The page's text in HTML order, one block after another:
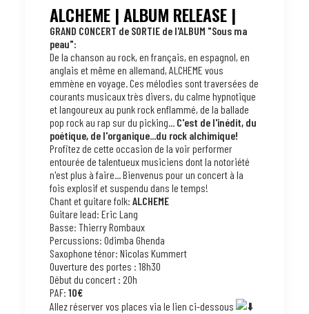
ALCHEME | ALBUM RELEASE |
GRAND CONCERT de SORTIE de l'ALBUM "Sous ma
peau":
De la chanson au rock, en français, en espagnol, en
anglais et même en allemand, ALCHEME vous
emmène en voyage. Ces mélodies sont traversées de
courants musicaux très divers, du calme hypnotique
et langoureux au punk rock enflammé, de la ballade
pop rock au rap sur du picking... C'est de l'inédit, du
poétique, de l'organique...du rock alchimique!
Profitez de cette occasion de la voir performer
entourée de talentueux musiciens dont la notoriété
n'est plus à faire... Bienvenus pour un concert à la
fois explosif et suspendu dans le temps!
Chant et guitare folk: ALCHEME
Guitare lead: Eric Lang
Basse: Thierry Rombaux
Percussions: Odimba Ghenda
Saxophone ténor: Nicolas Kummert
Ouverture des portes : 18h30
Début du concert : 20h
PAF: 10€
Allez réserver vos places via le lien ci-dessous